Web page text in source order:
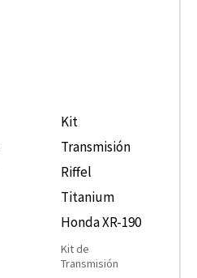
Kit
Transmisión
Riffel
Titanium
Honda XR-190
Kit de
Transmisión